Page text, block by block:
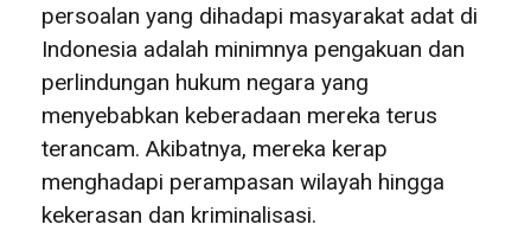
persoalan yang dihadapi masyarakat adat di
Indonesia adalah minimnya pengakuan dan
perlindungan hukum negara yang
menyebabkan keberadaan mereka terus
terancam. Akibatnya, mereka kerap
menghadapi perampasan wilayah hingga
kekerasan dan kriminalisasi.